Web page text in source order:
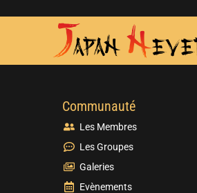
Communauté
Les Membres
Les Groupes
Galeries
Evènements